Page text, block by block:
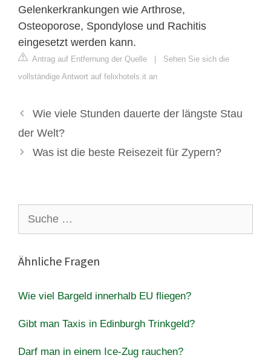
Gelenkerkrankungen wie Arthrose,
Osteoporose, Spondylose und Rachitis
eingesetzt werden kann.
Antrag auf Entfernung der Quelle | Sehen Sie sich die
vollständige Antwort auf felixhotels.it an
Wie viele Stunden dauerte der längste Stau
der Welt?
Was ist die beste Reisezeit für Zypern?
nach:
Ähnliche Fragen
Wie viel Bargeld innerhalb EU fliegen?
Gibt man Taxis in Edinburgh Trinkgeld?
Darf man in einem Ice-Zug rauchen?